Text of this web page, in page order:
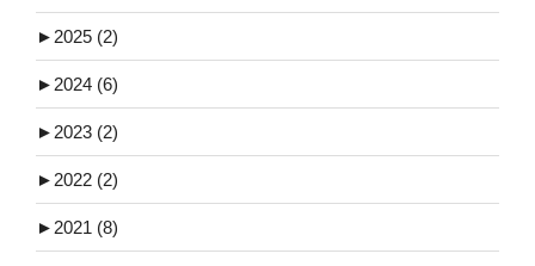
► 2025 (2)
► 2024 (6)
► 2023 (2)
► 2022 (2)
► 2021 (8)